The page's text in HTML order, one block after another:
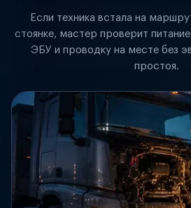
Если техника встала на
стоянке, мастер проверит
ЭБУ и проводку на месте без
простоя.